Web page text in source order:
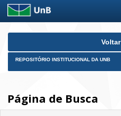
Skip
Voltar
REPOSITÓRIO INSTITUCIONAL DA UNB
Página de Busca